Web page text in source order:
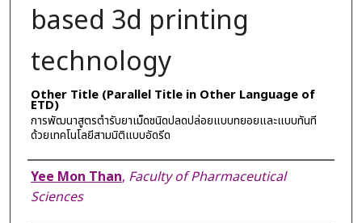
based 3d printing
technology
Other Title (Parallel Title in Other Language of
ETD)
การพัฒนาสูตรตำรับยาเม็ดชนิดปลดปล่อยแบบทยอยและแบบทันที
ด้วยเทคโนโลยีสามมิติแบบอัดรีด
Author
Yee Mon Than, Faculty of Pharmaceutical
Sciences